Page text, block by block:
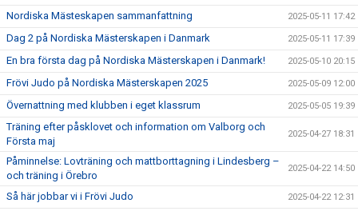
Nordiska Mästeskapen sammanfattning 2025-05-11 17:42
Dag 2 på Nordiska Mästerskapen i Danmark 2025-05-11 17:39
En bra första dag på Nordiska Mästerskapen i Danmark! 2025-05-10 20:15
Frövi Judo på Nordiska Mästerskapen 2025 2025-05-09 12:00
Övernattning med klubben i eget klassrum 2025-05-05 19:39
Träning efter påsklovet och information om Valborg och
Första maj
2025-04-27 18:31
Påminnelse: Lovträning och mattborttagning i Lindesberg –
och träning i Örebro
2025-04-22 14:50
Så här jobbar vi i Frövi Judo 2025-04-22 12:31